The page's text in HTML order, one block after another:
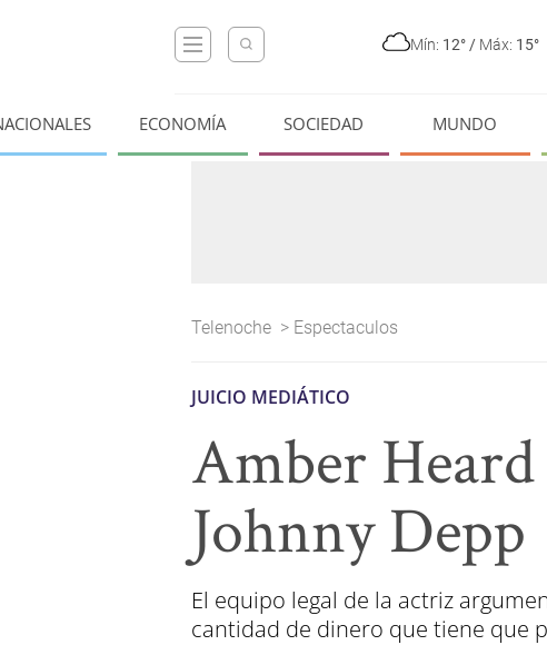
Mín: 12° / Máx: 15°
ECONOMÍA SOCIEDAD MUNDO
Telenoche > Espectaculos
JUICIO MEDIÁTICO
Amber
Johnny Depp
El equipo legal de la actriz
cantidad de dinero que tiene que